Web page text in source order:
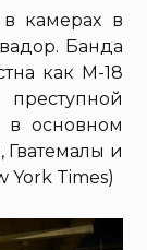
камерах в
Банда
как М-18
в основном
Гватемалы и
York Times)